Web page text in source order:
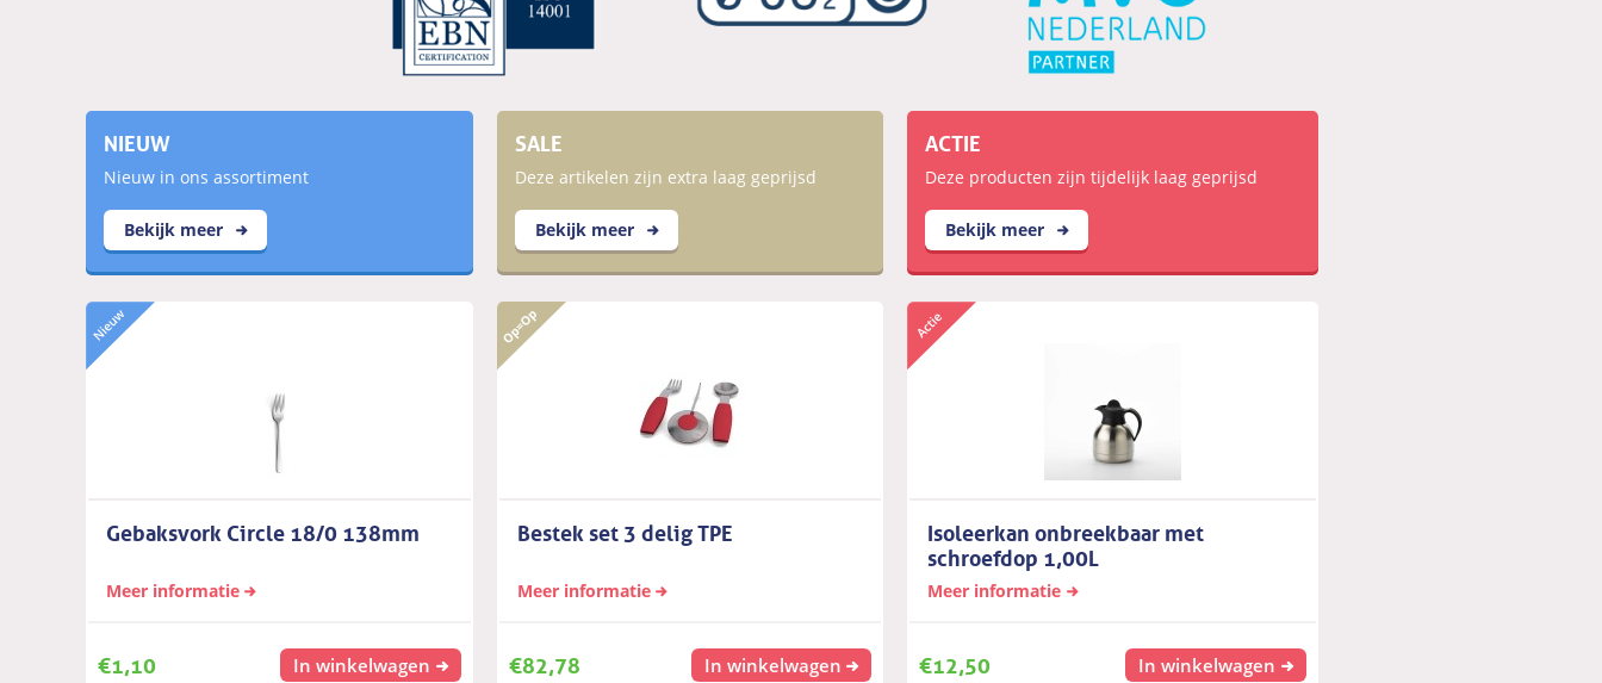
NIEUW
Nieuw in ons assortiment
Bekijk meer
Gebaksvork Circle 18/0 138mm
Meer informatie
€1,10 In winkelwagen
SALE
Deze artikelen zijn extra laag geprijsd
Bekijk meer
Bestek set 3 delig TPE
Meer informatie
€82,78 In winkelwagen
ACTIE
Deze producten zijn tijdelijk laag geprijsd
Bekijk meer
Isoleerkan onbreekbaar met
schroefdop 1,00L
Meer informatie
€12,50 In winkelwagen